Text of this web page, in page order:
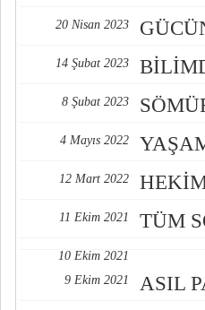
20 Nisan 2023
14 Şubat 2023
8 Şubat 2023
4 Mayıs 2022
12 Mart 2022
11 Ekim 2021 TÜM
10 Ekim 2021
9 Ekim 2021
ASIL